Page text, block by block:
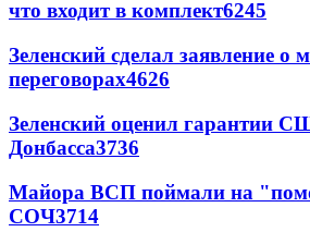
что входит в комплект6245
Зеленский сделал заявление о
переговорах4626
Зеленский оценил гарантии
Донбасса3736
Майора ВСП поймали на
СОЧ3714